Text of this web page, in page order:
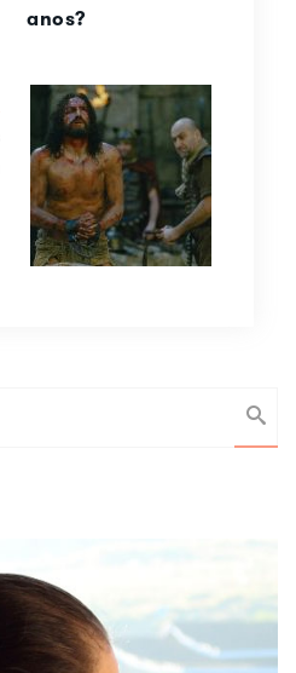
anos?